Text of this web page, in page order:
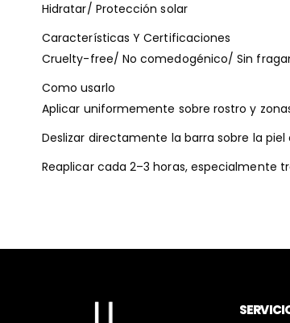
Hidratar/ Protección solar
Características Y Certificaciones
Cruelty-free/ No comedogénico/ Sin
Como usarlo
Aplicar uniformemente sobre rostro y
Deslizar directamente la barra sobre la
Reaplicar cada 2–3 horas, especialmente